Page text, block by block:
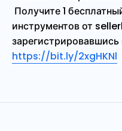
Получите 1
инструментов от
https://bit.ly/2xgHKNl